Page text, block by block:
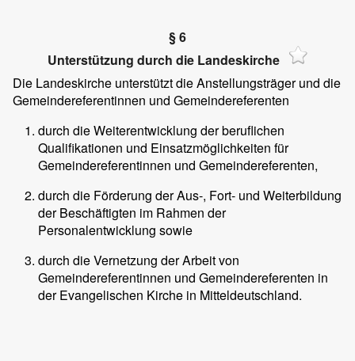
§ 6
Unterstützung durch die Landeskirche
Die Landeskirche unterstützt die Anstellungsträger und die
Gemeindereferentinnen und Gemeindereferenten
durch die Weiterentwicklung der beruflichen
Qualifikationen und Einsatzmöglichkeiten für
Gemeindereferentinnen und Gemeindereferenten,
durch die Förderung der Aus-, Fort- und Weiterbildung
der Beschäftigten im Rahmen der
Personalentwicklung sowie
durch die Vernetzung der Arbeit von
Gemeindereferentinnen und Gemeindereferenten in
der Evangelischen Kirche in Mitteldeutschland.